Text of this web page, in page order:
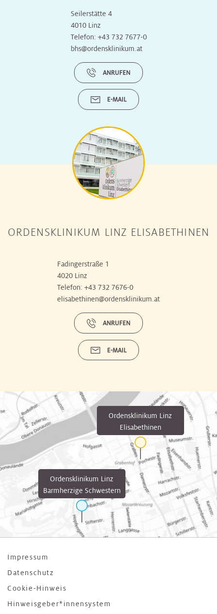
Seilerstätte 4
4010 Linz
Telefon: +43 732 7677-0
bhs@ordensklinikum.at
ANRUFEN
E-MAIL
ORDENSKLINIKUM LINZ ELISABETHINEN
Fadingerstraße 1
4020 Linz
Telefon: +43 732 7676-0
elisabethinen@ordensklinikum.at
ANRUFEN
E-MAIL
Ordensklinikum Linz
Barmherzige Schwestern
Ordensklinikum Linz
Elisabethinen
Impressum
Datenschutz
Cookie-Hinweis
Hinweisgeber*innensystem